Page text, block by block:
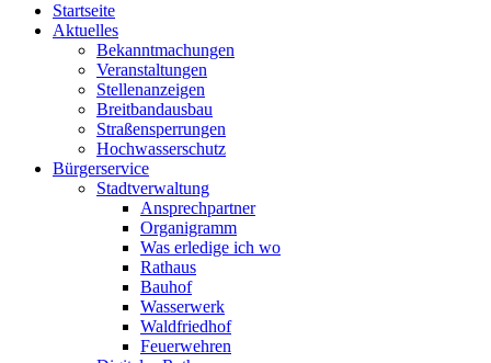
Startseite
Aktuelles
Bekanntmachungen
Veranstaltungen
Stellenanzeigen
Breitbandausbau
Straßensperrungen
Hochwasserschutz
Bürgerservice
Stadtverwaltung
Ansprechpartner
Organigramm
Was erledige ich wo
Rathaus
Bauhof
Wasserwerk
Waldfriedhof
Feuerwehren